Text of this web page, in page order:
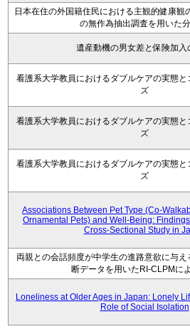
日本在住の外国籍住民における主観的健康
の無作為抽出調査を用いた
遺産動機の男女差と保険加入
看護系大学教員におけるダブルケアの実態
ズ
看護系大学教員におけるダブルケアの実態
ズ
看護系大学教員におけるダブルケアの実態
ズ
Associations Between Pet Type (Co-
Ornamental Pets) and Well-Being:
Cross-Sectional Study in
両親との会話頻度が中学生の進路意欲に与
断データを用いたRI-CLPMに
Loneliness at Older Ages in Japan: Lonely
Role of Social Isolation